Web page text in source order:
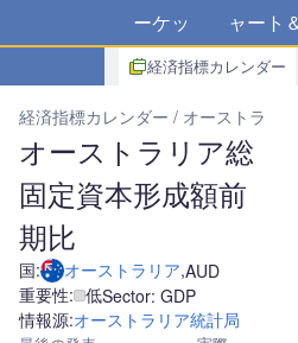
マーケット チャート
経済指標カレンダー
経済指標カレンダー オーストラリア
オーストラリア総
固定資本形成額前
期比
国: オーストラリア,AUD
重要性: 低Sector: GDP
情報源:オーストラリア統計局